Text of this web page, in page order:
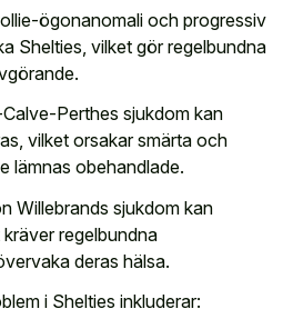
ögonanomali och progressiv
Shelties, vilket gör regelbundna
Perthes sjukdom kan
vilket orsakar smärta och
lämnas obehandlade.
Willebrands sjukdom kan
regelbundna
deras hälsa.
i Shelties inkluderar: